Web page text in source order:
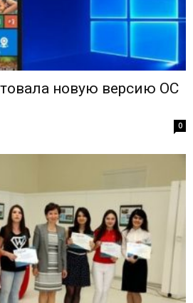
новую версию ОС
0